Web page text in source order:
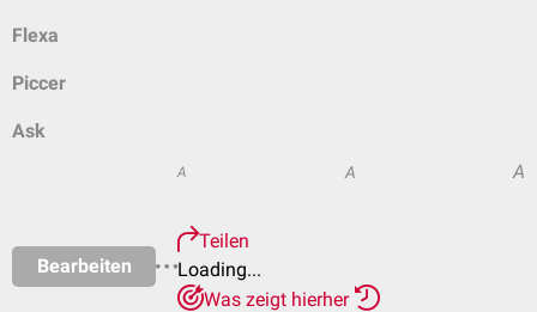
Flexa
Piccer
Ask
Bearbeiten
A A A
Teilen
Loading...
Was zeigt hierher